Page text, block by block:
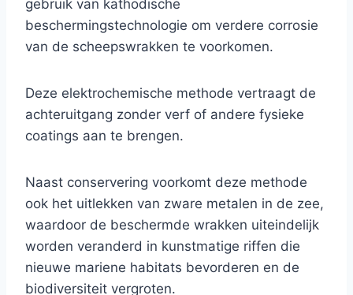
gebruik van kathodische
beschermingstechnologie om verdere corrosie
van de scheepswrakken te voorkomen.
Deze elektrochemische methode vertraagt ​​de
achteruitgang zonder verf of andere fysieke
coatings aan te brengen.
Naast conservering voorkomt deze methode
ook het uitlekken van zware metalen in de zee,
waardoor de beschermde wrakken uiteindelijk
worden veranderd in kunstmatige riffen die
nieuwe mariene habitats bevorderen en de
biodiversiteit vergroten.